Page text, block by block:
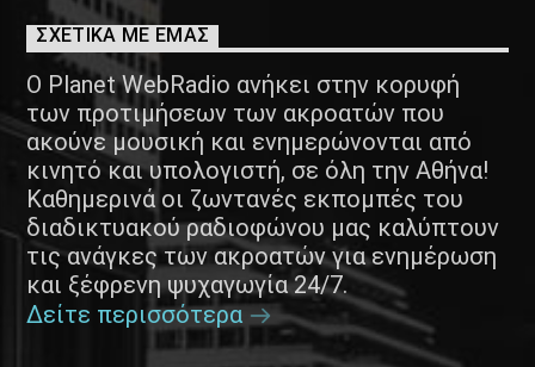
ΣΧΕΤΙΚΑ ΜΕ ΕΜΑΣ
Ο Planet WebRadio ανήκει στην κορυφή
των προτιμήσεων των ακροατών που
ακούνε μουσική και ενημερώνονται από
κινητό και υπολογιστή, σε όλη την Αθήνα!
Καθημερινά οι ζωντανές εκπομπές του
διαδικτυακού ραδιοφώνου μας καλύπτουν
τις ανάγκες των ακροατών για ενημέρωση
και ξέφρενη ψυχαγωγία 24/7.
Δείτε περισσότερα